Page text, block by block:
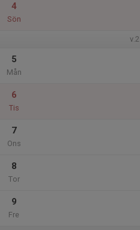
4
Sön
v.2
5
Mån
6
Tis
7
Ons
8
Tor
9
Fre